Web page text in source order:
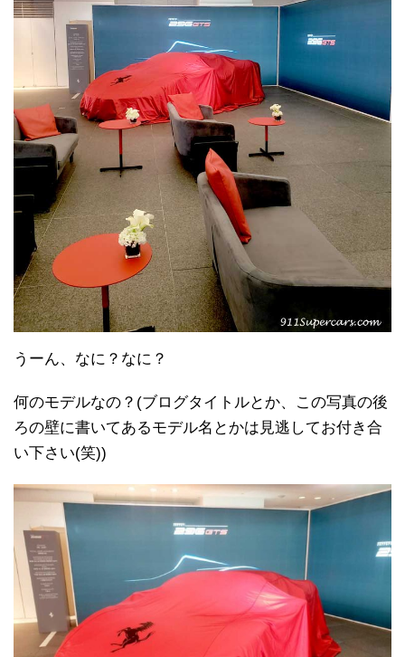
うーん、なに？なに？
何のモデルなの？(ブログタイトルとか、この写真の後
ろの壁に書いてあるモデル名とかは見逃してお付き合
い下さい(笑))